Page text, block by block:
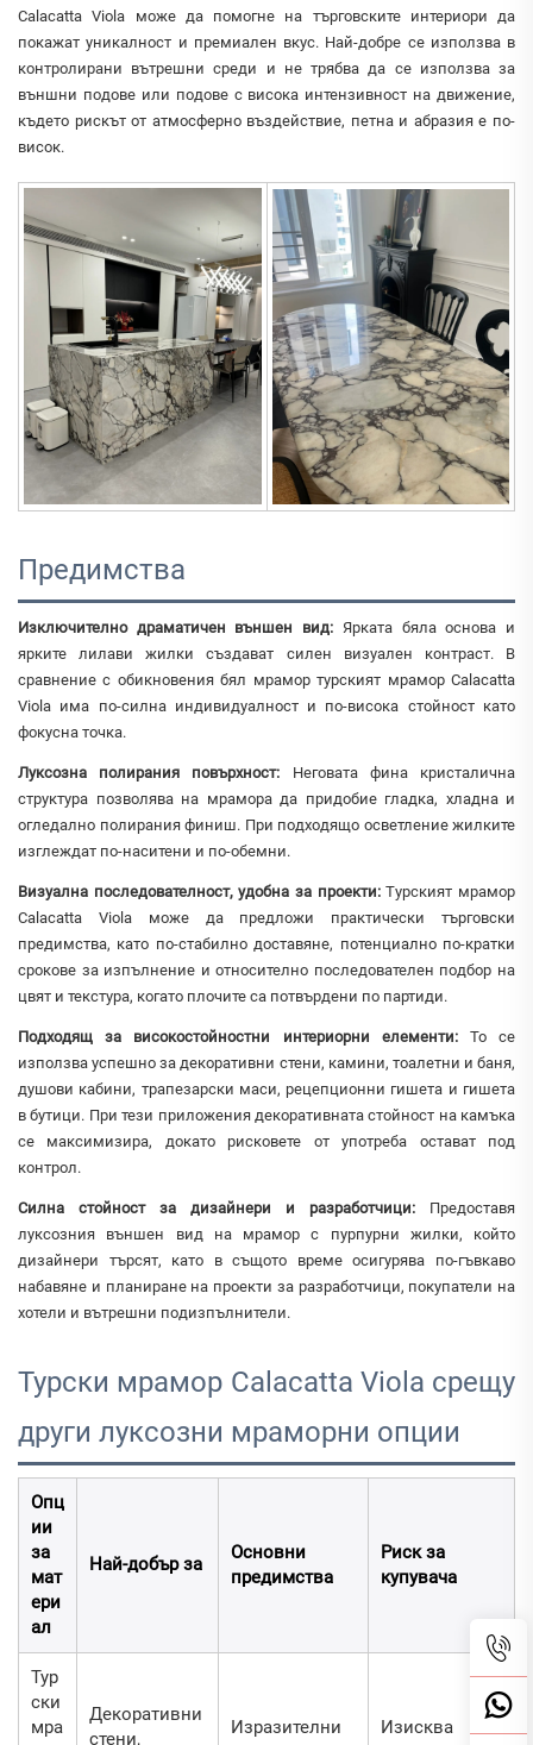
Calacatta Viola може да помогне на търговските интериори да
покажат уникалност и премиален вкус. Най-добре се използва в
контролирани вътрешни среди и не трябва да се използва за
външни подове или подове с висока интензивност на движение,
където рискът от атмосферно въздействие, петна и абразия е по-
висок.
Предимства
Изключително драматичен външен вид: Ярката бяла основа и
ярките лилави жилки създават силен визуален контраст. В
сравнение с обикновения бял мрамор турският мрамор Calacatta
Viola има по-силна индивидуалност и по-висока стойност като
фокусна точка.
Луксозна полирания повърхност: Неговата финa кристалична
структура позволява на мрамора да придобие гладка, хладна и
огледално полирания финиш. При подходящо осветление жилките
изглеждат по-наситени и по-обемни.
Визуална последователност, удобна за проекти:Турският мрамор
Calacatta Viola може да предложи практически търговски
предимства, като по-стабилно доставяне, потенциално по-кратки
срокове за изпълнение и относително последователен подбор на
цвят и текстура, когато плочите са потвърдени по партиди.
Подходящ за високостойностни интериорни елементи: То се
използва успешно за декоративни стени, камини, тоалетни и баня,
душови кабини, трапезарски маси, рецепционни гишета и гишета
в бутици. При тези приложения декоративната стойност на камъка
се максимизира, докато рисковете от употреба остават под
контрол.
Силна стойност за дизайнери и разработчици: Предоставя
луксозния външен вид на мрамор с пурпурни жилки, който
дизайнери търсят, като в същото време осигурява по-гъвкаво
набавяне и планиране на проекти за разработчици, покупатели на
хотели и вътрешни подизпълнители.
Турски мрамор Calacatta Viola срещу
други луксозни мраморни опции
Опц
ии
за
мат
ери
ал
Най-добър за
Основни
предимства
Риск за
купувача
Тур
ски
мра
Декоративни
стени,
Изразителни
Изисква